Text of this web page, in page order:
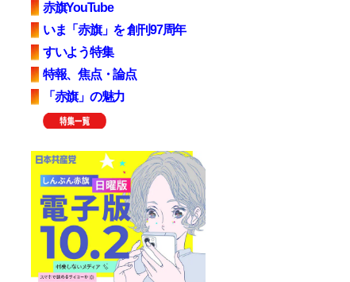
赤旗YouTube
いま「赤旗」を 創刊97周年
すいよう特集
特報、焦点・論点
「赤旗」の魅力